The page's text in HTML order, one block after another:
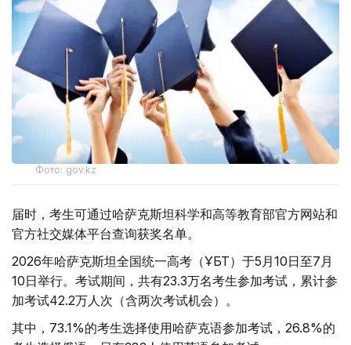
Фото: gov.kz
届时，考生可通过哈萨克斯坦科学和高等教育部官方网站和
官方社交媒体平台查询获奖名单。
2026年哈萨克斯坦全国统一高考（ҰБТ）于5月10日至7月
10日举行。考试期间，共有23.3万名考生参加考试，累计参
加考试42.2万人次（含两次考试机会）。
其中，73.1%的考生选择使用哈萨克语参加考试，26.8%的